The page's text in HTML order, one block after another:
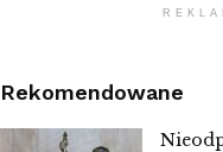
Rekomendowane